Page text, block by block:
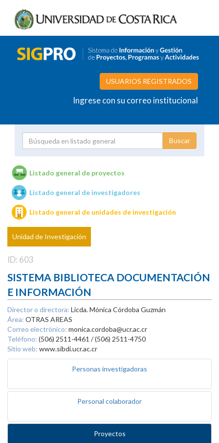
USUARIOS REGISTRADOS
Ingrese con su correo institucional
Unidades de investigación
Listado general de proyectos
Listado general de investigadores
Listado general de unidades de investigación
Unidad de Investigación
ID: 603
SISTEMA BIBLIOTECA DOCUMENTACIÓN
E INFORMACIÓN
Director o directora: Licda. Mónica Córdoba Guzmán
Área: OTRAS AREAS
Correo electrónico: monica.cordoba@ucr.ac.cr
Teléfono: (506) 2511-4461 / (506) 2511-4750
Sitio web: www.sibdi.ucr.ac.cr
Personas investigadoras
Personal colaborador
Proyectos